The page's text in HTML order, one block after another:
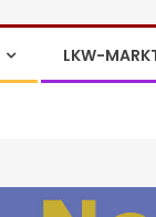
LKW-